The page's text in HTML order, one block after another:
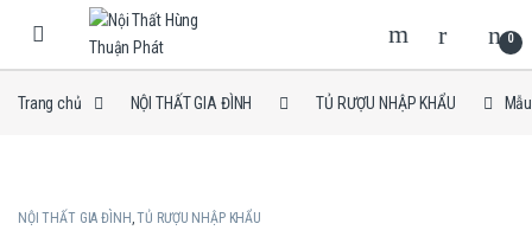
Skip to navigation
Skip to content
0
Trang chủ NỘI THẤT GIA ĐÌNH TỦ RƯỢU NHẬP KHẨU
NỘI THẤT GIA ĐÌNH ,TỦ RƯỢU NHẬP KHẨU